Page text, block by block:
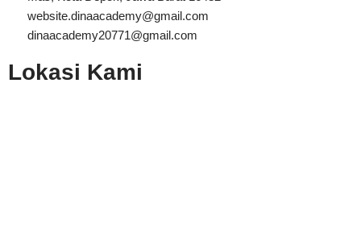
website.dinaacademy@gmail.com
dinaacademy20771@gmail.com
Lokasi Kami